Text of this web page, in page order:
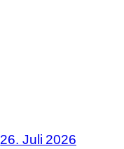
26. Juli 2026